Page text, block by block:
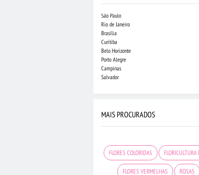
São Paulo
Rio de Janeiro
Brasília
Curitiba
Belo Horizonte
Porto Alegre
Campinas
Salvador
MAIS PROCURADOS
FLORES COLORIDAS FLORICULTURA
FLORES VERMELHAS ROSAS